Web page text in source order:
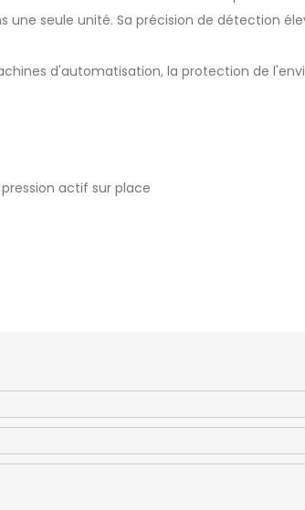
seule unité. Sa précision de détection
d'automatisation, la protection de
actif sur place